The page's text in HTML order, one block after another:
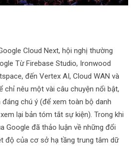
Cloud Next, hội nghị thường
Từ Firebase Studio, Ironwood
đến Vertex AI, Cloud WAN và
chỉ nêu một vài câu chuyện nổi bật,
chú ý (để xem toàn bộ danh
lại bản tóm tắt sự kiện). Trong khi
Google đã thảo luận về những đổi
độ của cơ sở hạ tầng trung tâm dữ